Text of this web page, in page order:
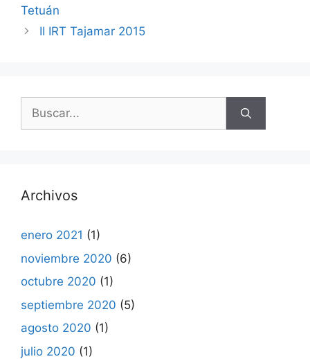
Tetuán
II IRT Tajamar 2015
Buscar:
Archivos
enero 2021 (1)
noviembre 2020 (6)
octubre 2020 (1)
septiembre 2020 (5)
agosto 2020 (1)
julio 2020 (1)